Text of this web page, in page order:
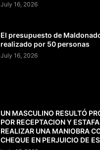
July 16, 2026
El presupuesto de
realizado por 50 personas
July 16, 2026
UN MASCULINO RESULTÓ
POR RECEPTACION Y
REALIZAR UNA MANIOBRA
CHEQUE EN PERJUICIO DE